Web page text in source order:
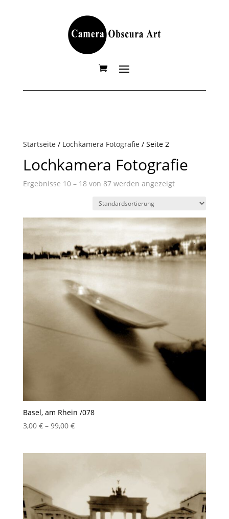
Startseite / Lochkamera Fotografie / Seite 2
Lochkamera Fotografie
Ergebnisse 10 – 18 von 87 werden angezeigt
Basel, am Rhein /078
3,00 € – 99,00 €Preisspanne: